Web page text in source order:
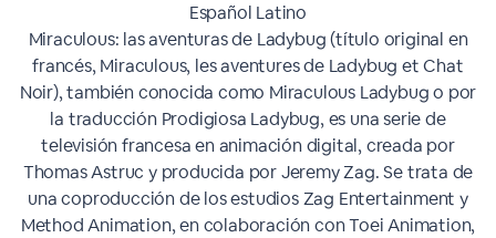
Español Latino
Miraculous: las aventuras de Ladybug (título original en
francés, Miraculous, les aventures de Ladybug et Chat
Noir), también conocida como Miraculous Ladybug o por
la traducción Prodigiosa Ladybug, es una serie de
televisión francesa en animación digital, creada por
Thomas Astruc y producida por Jeremy Zag. Se trata de
una coproducción de los estudios Zag Entertainment y
Method Animation, en colaboración con Toei Animation,